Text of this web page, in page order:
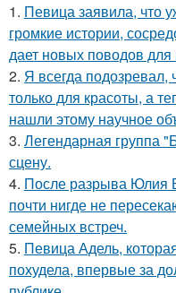
1. Певица заявила, что
громкие истории,
дает новых поводов для
2. Я всегда подозревал,
только для красоты, а
нашли этому научное
3. Легендарная группа
сцену.
4. После разрыва Юлия
почти нигде не
семейных встреч.
5. Певица Адель,
похудела, впервые за